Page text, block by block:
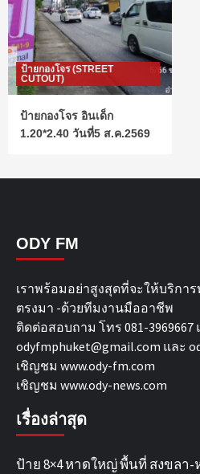
ป้ายกองโจร (STREET
CUTOUT)
ป้ายกองโจร อินเด็ก
1.20*2.40 วันที่5 ส.ค.2569
ODY FM
เราพร้อมอย่าสูงสุดที่จะให้บริกา
ตรงมา -ด้วยทีมงานมืออาชีพ
ติดต่อสอบถาม โทร 081-3969667
odyfmphuket@gmail.com และ
เชิญชม www.ody-fm.com
เชิญชม www.ody-news.com
เรื่องล่าสุด
ป้าย 8×4 หาดใหญ่ พื้นที่ สงขลา